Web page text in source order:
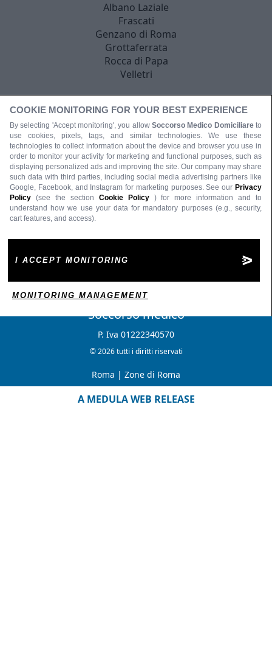
Albano Laziale
Frascati
Genzano di Roma
Grottaferrata
Rocca di Papa
Velletri
Soccorso medico
P. Iva 01222340570
© 2026 tutti i diritti riservati
Roma | Zone di Roma
A MEDULA WEB RELEASE
COOKIE MONITORING FOR YOUR BEST EXPERIENCE
By selecting 'Accept monitoring', you allow Soccorso Medico Domiciliare to
use cookies, pixels, tags, and similar technologies. We use these
technologies to collect information about the device and browser you use in
order to monitor your activity for marketing and functional purposes, such as
displaying personalized ads and improving the site. Our company may share
such data with third parties, including social media advertising partners like
Google, Facebook, and Instagram for marketing purposes. See our Privacy
Policy (see the section Cookie Policy
) for more information and to
understand how we use your data for mandatory purposes (e.g., security,
cart features, and access).
I ACCEPT MONITORING
MONITORING MANAGEMENT